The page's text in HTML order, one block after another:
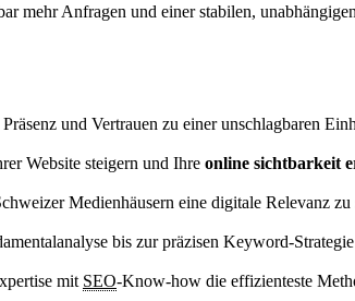
mehr Anfragen und einer stabilen,
und Vertrauen zu einer unschlagbaren
Website steigern und Ihre online sichtbarkeit
Medienhäusern eine digitale Relevanz
bis zur präzisen Keyword-
mit SEO-Know-how die effizienteste